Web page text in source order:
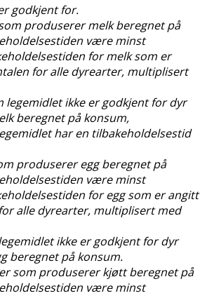
godkjent for.
produserer melk beregnet på
være minst
for melk som er
for alle dyrearter, multiplisert
legemidlet ikke er godkjent for dyr
beregnet på konsum,
har en tilbakeholdelsestid
produserer egg beregnet på
være minst
for egg som er angitt
alle dyrearter, multiplisert med
ikke er godkjent for dyr
beregnet på konsum.
som produserer kjøtt beregnet på
være minst